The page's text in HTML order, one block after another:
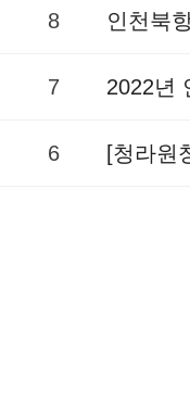
8 인천북
7 2022년
6 [청라원